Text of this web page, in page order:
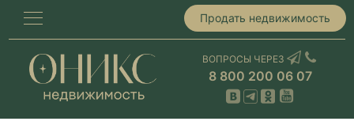
Продать недвижимость
ВОПРОСЫ ЧЕРЕЗ
8 800 200 06 07